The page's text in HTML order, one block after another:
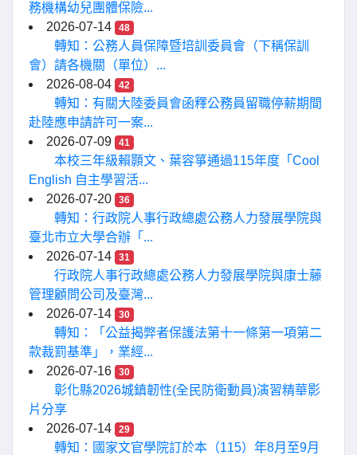
務機構幼兒團體保險...
2026-07-14
48
轉知：公務人員保障暨培訓委員會（下稱保訓
會）請各機關（單位）...
2026-08-04
42
轉知：有關大陸委員會函釋公務員留職停薪期間
赴陸應申請許可一案...
2026-07-09
41
本校三年級賴顥文、葉容箏通過115年度「Cool
English 自主學習活...
2026-07-20
36
轉知：行政院人事行政總處公務人力發展學院與
臺北市立大學合辦「...
2026-07-14
31
行政院人事行政總處公務人力發展學院與康士藤
管理顧問公司及臺灣...
2026-07-14
30
轉知：「公益揭弊者保護法第十一條第一項第二
款裁罰基準」，業經...
2026-07-16
30
彰化縣2026城鎮韌性(全民防衛動員)演習精華影
片分享
2026-07-14
29
轉知：國家文官學院訂於本（115）年8月至9月